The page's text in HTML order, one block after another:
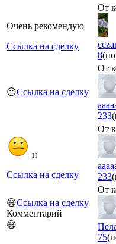
Очень рекомендую
Ссылка на сделку
От
8
😐Ссылка на сделку
От
233
н
Ссылка на сделку
От
233
😄Ссылка на сделку
Комментарий
😄
От
75